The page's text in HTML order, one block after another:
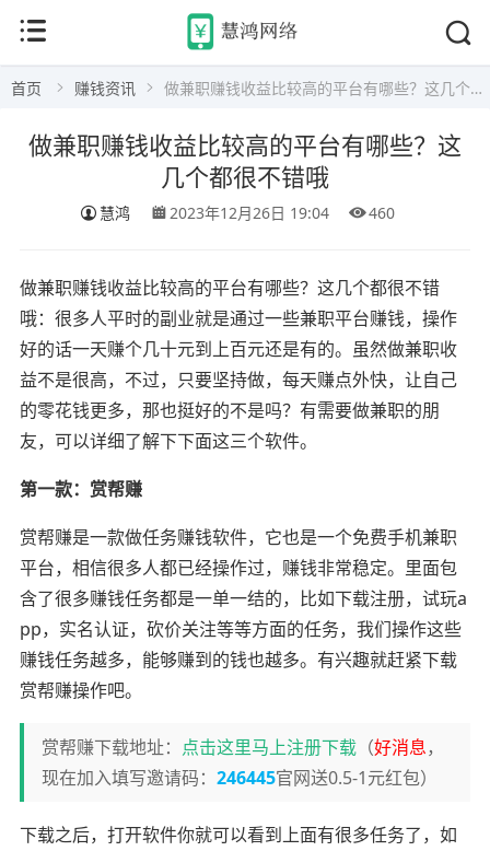
首页 赚钱资讯 做兼职赚钱收益比较高的平台有哪些？这几个都很不错哦
做兼职赚钱收益比较高的平台有哪些？这
几个都很不错哦
慧鸿 2023年12月26日 19:04 460
做兼职赚钱收益比较高的平台有哪些？这几个都很不错
哦：很多人平时的副业就是通过一些兼职平台赚钱，操作
好的话一天赚个几十元到上百元还是有的。虽然做兼职收
益不是很高，不过，只要坚持做，每天赚点外快，让自己
的零花钱更多，那也挺好的不是吗？有需要做兼职的朋
友，可以详细了解下下面这三个软件。
第一款：赏帮赚
赏帮赚是一款做任务赚钱软件，它也是一个免费手机兼职
平台，相信很多人都已经操作过，赚钱非常稳定。里面包
含了很多赚钱任务都是一单一结的，比如下载注册，试玩a
pp，实名认证，砍价关注等等方面的任务，我们操作这些
赚钱任务越多，能够赚到的钱也越多。有兴趣就赶紧下载
赏帮赚操作吧。
赏帮赚下载地址： 点击这里马上注册下载（好消息，
现在加入填写邀请码： 246445官网送0.5-1元红包）
下载之后，打开软件你就可以看到上面有很多任务了，如